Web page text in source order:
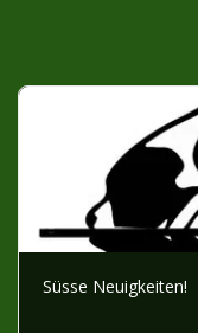
Süsse Neuigkeiten!